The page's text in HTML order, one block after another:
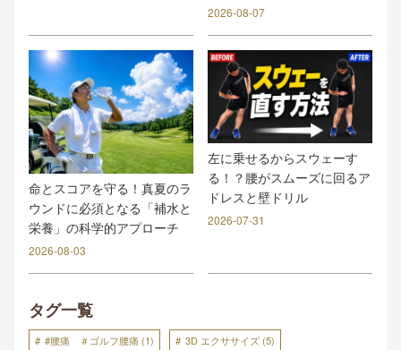
2026-08-07
命とスコアを守る！真夏のラ
ウンドに必須となる「補水と
栄養」の科学的アプローチ
2026-08-03
左に乗せるからスウェーす
る！？腰がスムーズに回るア
ドレスと壁ドリル
2026-07-31
タグ一覧
#腰痛 ＃ゴルフ腰痛 (1) 3D エクササイズ (5)